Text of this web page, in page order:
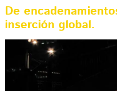
De
inserción global.